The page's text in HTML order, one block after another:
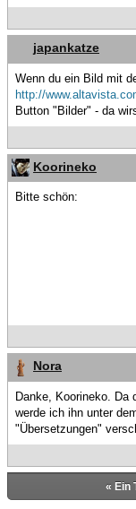
japankatze
Wenn du ein Bild mit
http://
Button "Bilder" - da
Koorineko
Bitte schön:
Nora
Danke, Koorineko. Da
werde ich ihn unter
"Übersetzungen"
« Ein